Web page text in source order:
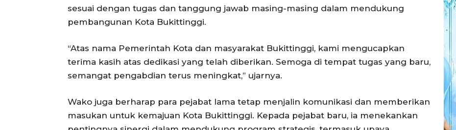
sesuai dengan tugas dan tanggung jawab masing-masing dalam mendukung
pembangunan Kota Bukittinggi.
“Atas nama Pemerintah Kota dan masyarakat Bukittinggi, kami mengucapkan
terima kasih atas dedikasi yang telah diberikan. Semoga di tempat tugas yang baru,
semangat pengabdian terus meningkat,” ujarnya.
Wako juga berharap para pejabat lama tetap menjalin komunikasi dan memberikan
masukan untuk kemajuan Kota Bukittinggi. Kepada pejabat baru, ia menekankan